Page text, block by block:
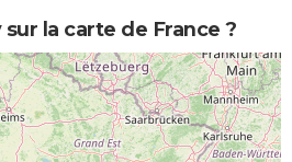
la carte de France ?